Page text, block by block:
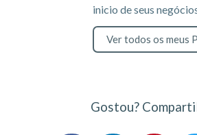
inicio de seus
Ver todos os meus
Gostou?